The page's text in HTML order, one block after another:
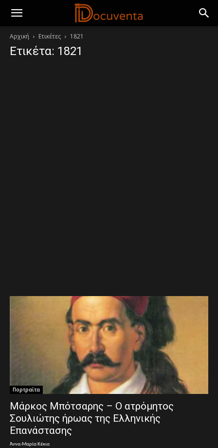
Αρχική Ετικέτες 1821
Ετικέτα: 1821
Πορτραίτα
Μάρκος Μπότσαρης – Ο ατρόμητος
Σουλιώτης ήρωας της Ελληνικής
Επανάστασης
Άννα-Μαρία Κέκια